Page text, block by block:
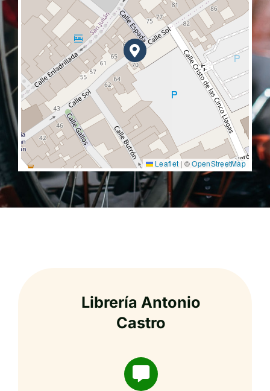
Leaflet | ©OpenStreetMap
Librería Antonio
Castro